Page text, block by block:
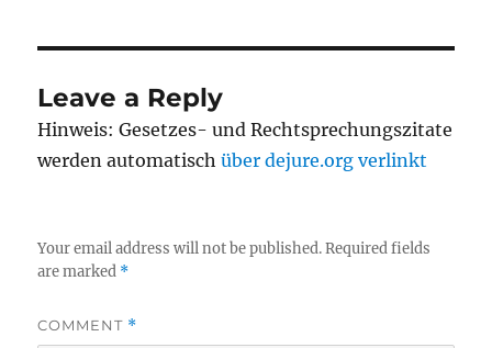
Leave a Reply
Hinweis: Gesetzes- und Rechtsprechungszitate
werden automatischüber dejure.org verlinkt
Your email address will not be published. Required fields
are marked *
COMMENT *